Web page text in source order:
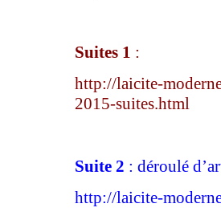
Suites 1 :
http://laicite-
2015-suites.html
Suite 2 : déroulé
http://laicite-